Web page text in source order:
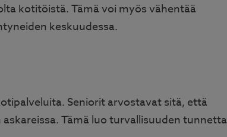
kotitöistä. Tämä voi myös vähentää
keskuudessa.
Seniorit arvostavat sitä, että
Tämä luo turvallisuuden tunnetta